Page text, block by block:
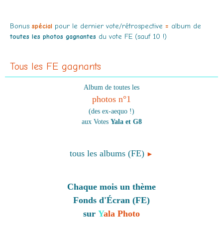
Bonus spécial pour le dernier vote/rétrospective = album de
toutes les photos gagnantes du vote FE (sauf 10 !)
Tous les FE gagnants
Album de toutes les
photos n°1
(des ex-aequo !)
aux Votes Yala et G8
tous les albums (FE) ►
Chaque mois un thème
Fonds d'Écran (FE)
sur Yala Photo